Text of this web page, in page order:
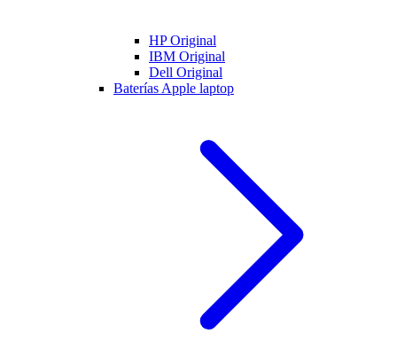
HP Original
IBM Original
Dell Original
Baterías Apple laptop